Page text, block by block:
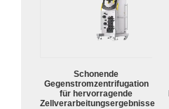
Schonende
Gegenstromzentrifugation
für hervorragende
Zellverarbeitungsergebnisse